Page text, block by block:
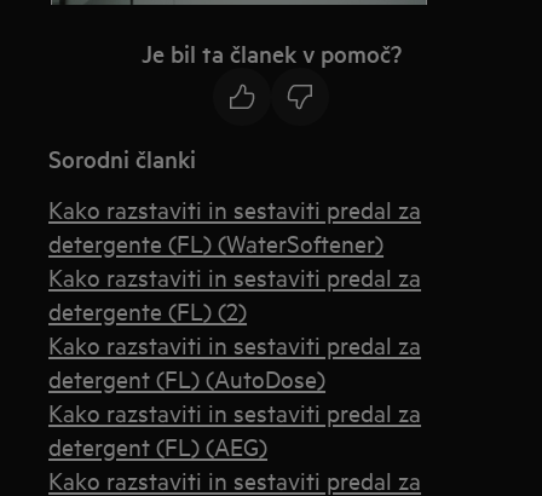
Je bil ta članek v pomoč?
Sorodni članki
Kako razstaviti in sestaviti predal za
detergente (FL) (WaterSoftener)
Kako razstaviti in sestaviti predal za
detergente (FL) (2)
Kako razstaviti in sestaviti predal za
detergent (FL) (AutoDose)
Kako razstaviti in sestaviti predal za
detergent (FL) (AEG)
Kako razstaviti in sestaviti predal za